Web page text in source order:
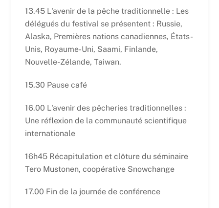
13.45 L'avenir de la pêche traditionnelle : Les
délégués du festival se présentent : Russie,
Alaska, Premières nations canadiennes, États-
Unis, Royaume-Uni, Saami, Finlande,
Nouvelle-Zélande, Taiwan.
15.30 Pause café
16.00 L'avenir des pêcheries traditionnelles :
Une réflexion de la communauté scientifique
internationale
16h45 Récapitulation et clôture du séminaire
Tero Mustonen, coopérative Snowchange
17.00 Fin de la journée de conférence